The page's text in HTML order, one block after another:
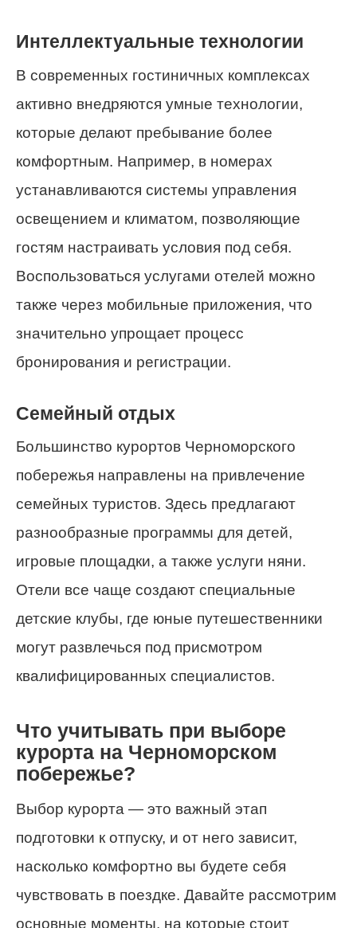
Интеллектуальные технологии
В современных гостиничных комплексах
активно внедряются умные технологии,
которые делают пребывание более
комфортным. Например, в номерах
устанавливаются системы управления
освещением и климатом, позволяющие
гостям настраивать условия под себя.
Воспользоваться услугами отелей можно
также через мобильные приложения, что
значительно упрощает процесс
бронирования и регистрации.
Семейный отдых
Большинство курортов Черноморского
побережья направлены на привлечение
семейных туристов. Здесь предлагают
разнообразные программы для детей,
игровые площадки, а также услуги няни.
Отели все чаще создают специальные
детские клубы, где юные путешественники
могут развлечься под присмотром
квалифицированных специалистов.
Что учитывать при выборе
курорта на Черноморском
побережье?
Выбор курорта — это важный этап
подготовки к отпуску, и от него зависит,
насколько комфортно вы будете себя
чувствовать в поездке. Давайте рассмотрим
основные моменты, на которые стоит